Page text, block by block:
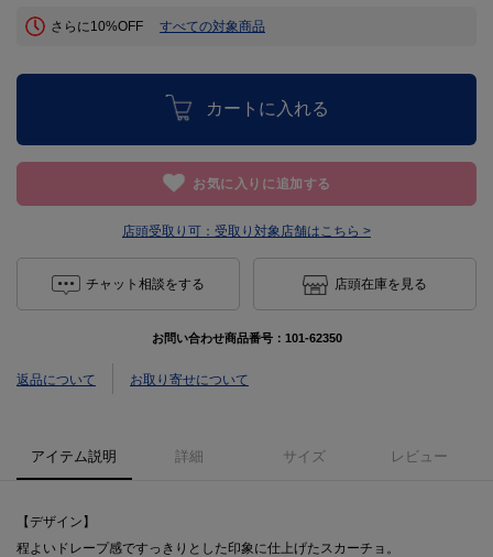
さらに10%OFF すべての対象商品
カートに入れる
お気に入りに追加する
店頭受取り可： 受取り対象店舗はこちら >
チャット相談をする 店頭在庫を見る
お問い合わせ商品番号： 101-62350
返品について お取り寄せについて
アイテム説明 詳細 サイズ レビュー
【デザイン】
程よいドレープ感ですっきりとした印象に仕上げたスカーチョ。